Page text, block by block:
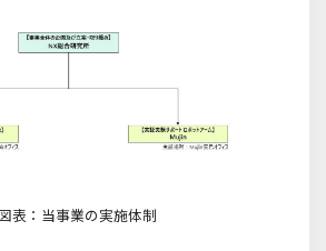
表：当事業の実施体制